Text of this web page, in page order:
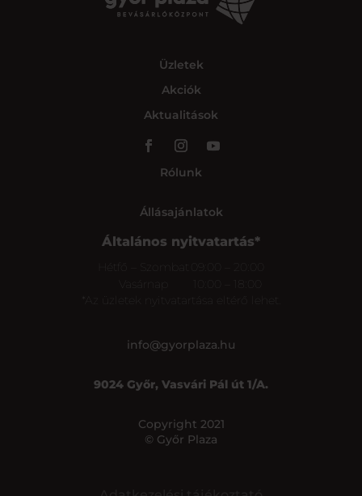
Üzletek
Akciók
Aktualitások
Rólunk
Állásajánlatok
Általános nyitvatartás*
*Az üzletek nyitvatartása eltérő lehet.
info@gyorplaza.hu
9024 Győr, Vasvári Pál út 1/A.
Copyright 2021
© Győr Plaza